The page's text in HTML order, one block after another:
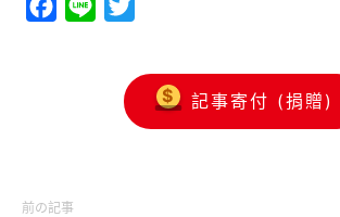
Facebook
Line
記事寄付 (捐贈)
前の記事